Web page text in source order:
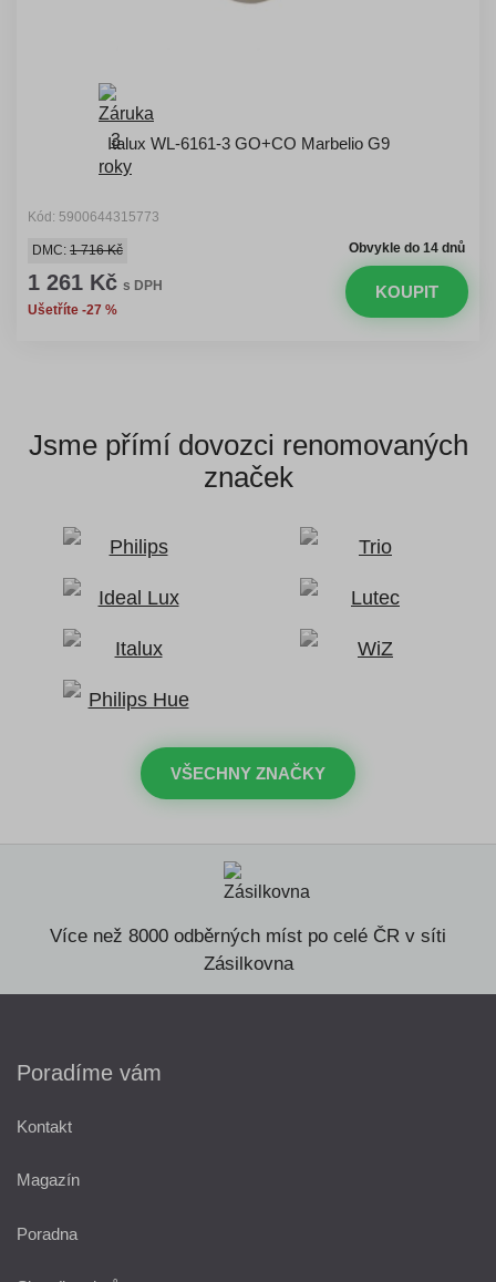
Italux WL-6161-3 GO+CO Marbelio G9
Kód: 5900644315773
Obvykle do 14 dnů
DMC: 1 716 Kč
1 261 Kč s DPH
Ušetříte -27 %
KOUPIT
Jsme přímí dovozci renomovaných
značek
VŠECHNY ZNAČKY
Více než 8000 odběrných míst po celé ČR v síti
Zásilkovna
Poradíme vám
Kontakt
Magazín
Poradna